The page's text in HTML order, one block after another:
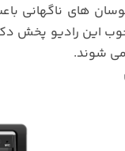
های ناگهانی
خوب این رادیو پخش
شوند.